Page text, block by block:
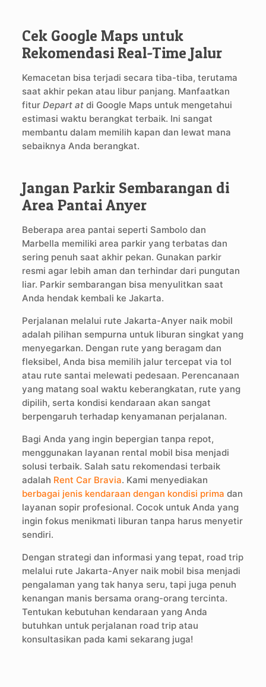
Cek Google Maps untuk
Rekomendasi Real-Time Jalur
Kemacetan bisa terjadi secara tiba-tiba, terutama
saat akhir pekan atau libur panjang. Manfaatkan
fitur Depart atdi Google Maps untuk mengetahui
estimasi waktu berangkat terbaik. Ini sangat
membantu dalam memilih kapan dan lewat mana
sebaiknya Anda berangkat.
Jangan Parkir Sembarangan di
Area Pantai Anyer
Beberapa area pantai seperti Sambolo dan
Marbella memiliki area parkir yang terbatas dan
sering penuh saat akhir pekan. Gunakan parkir
resmi agar lebih aman dan terhindar dari pungutan
liar. Parkir sembarangan bisa menyulitkan saat
Anda hendak kembali ke Jakarta.
Perjalanan melalui rute Jakarta-Anyer naik mobil
adalah pilihan sempurna untuk liburan singkat yang
menyegarkan. Dengan rute yang beragam dan
fleksibel, Anda bisa memilih jalur tercepat via tol
atau rute santai melewati pedesaan. Perencanaan
yang matang soal waktu keberangkatan, rute yang
dipilih, serta kondisi kendaraan akan sangat
berpengaruh terhadap kenyamanan perjalanan.
Bagi Anda yang ingin bepergian tanpa repot,
menggunakan layanan rental mobil bisa menjadi
solusi terbaik. Salah satu rekomendasi terbaik
adalah Rent Car Bravia. Kami menyediakan
berbagai jenis kendaraan dengan kondisi prima dan
layanan sopir profesional. Cocok untuk Anda yang
ingin fokus menikmati liburan tanpa harus menyetir
sendiri.
Dengan strategi dan informasi yang tepat, road trip
melalui rute Jakarta-Anyer naik mobil bisa menjadi
pengalaman yang tak hanya seru, tapi juga penuh
kenangan manis bersama orang-orang tercinta.
Tentukan kebutuhan kendaraan yang Anda
butuhkan untuk perjalanan road trip atau
konsultasikan pada kami sekarang juga!